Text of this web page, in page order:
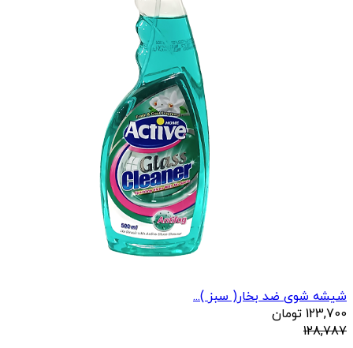
شیشه شوی ضد بخار( سبز )...
123,700 تومان
128,787